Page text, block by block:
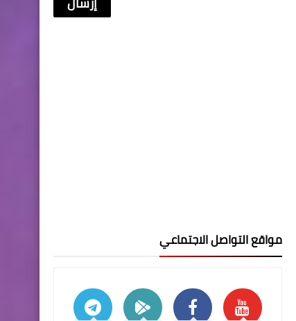
مواقع التواصل الاجتماعي